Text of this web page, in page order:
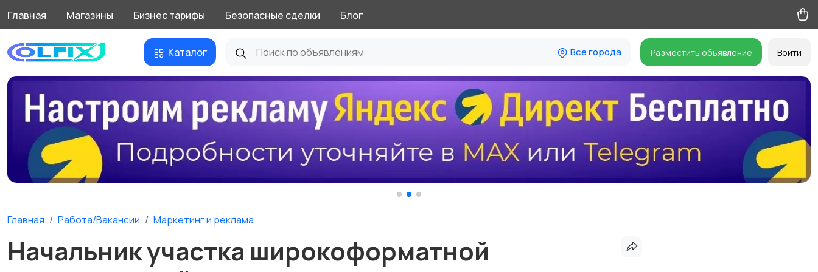
Главная Магазины Бизнес тарифы Безопасные сделки Блог
Каталог Все города Разместить объявление Войти
Главная Работа/Вакансии Маркетинг и реклама
Начальник участка широкоформатной